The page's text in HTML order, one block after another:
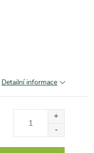
Detailní informace